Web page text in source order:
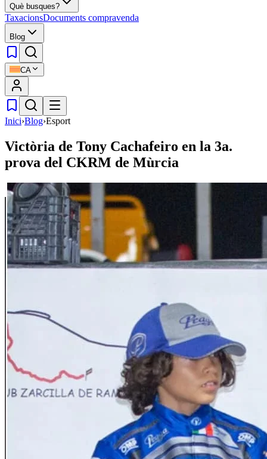
Què busques?
TaxacionsDocuments compravenda
Blog
CA
Inici›Blog›Esport
Victòria de Tony Cachafeiro en la 3a.
prova del CKRM de Mùrcia